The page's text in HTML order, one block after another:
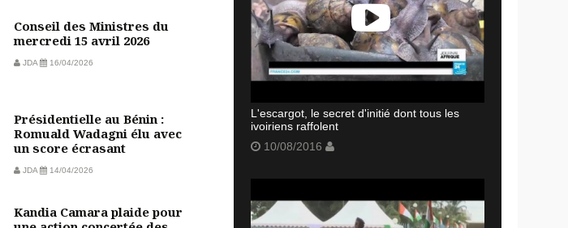
Conseil des Ministres du
mercredi 15 avril 2026
JDA 16/04/2026
Présidentielle au Bénin :
Romuald Wadagni élu avec
un score écrasant
JDA 14/04/2026
Kandia Camara plaide pour
L'escargot, le secret d'initié dont tous les
ivoiriens raffolent
10/08/2016